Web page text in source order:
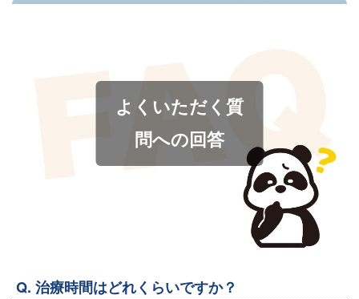
よくいただく質
問への回答
Q. 治療時間はどれくらいですか？